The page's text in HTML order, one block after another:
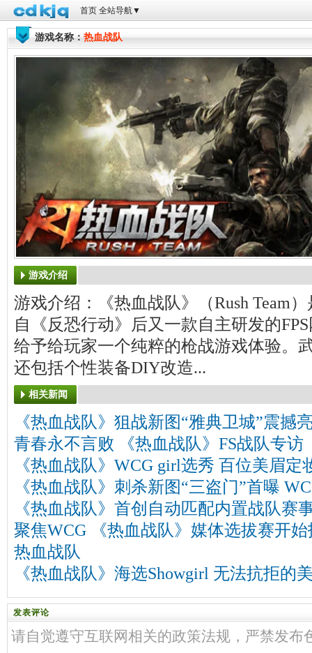
首页 全站导航▼
游戏名称：热血战队
游戏介绍
游戏介绍：《热血战队》（Rush Team
自《反恐行动》后又一款自主研发的
给予给玩家一个纯粹的枪战游戏体验。
还包括个性装备DIY改造...
相关新闻
《热血战队》狙战新图“雅典卫城”震撼
青春永不言败 《热血战队》FS战队专访
《热血战队》WCG girl选秀 百位美眉
《热血战队》刺杀新图“三盗门”首曝
《热血战队》首创自动匹配内置战队赛
聚焦WCG 《热血战队》媒体选拔赛开
热血战队
《热血战队》海选Showgirl 无法抗拒的
发表评论
请自觉遵守互联网相关的政策法规，严禁发布